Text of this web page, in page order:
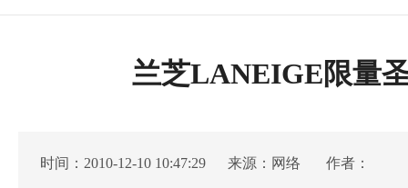
兰芝LANEIGE限量
时间：2010-12-10 10:47:29 来源： 网络 作者：